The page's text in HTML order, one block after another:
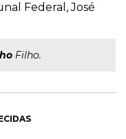
Federal, José
Filho.